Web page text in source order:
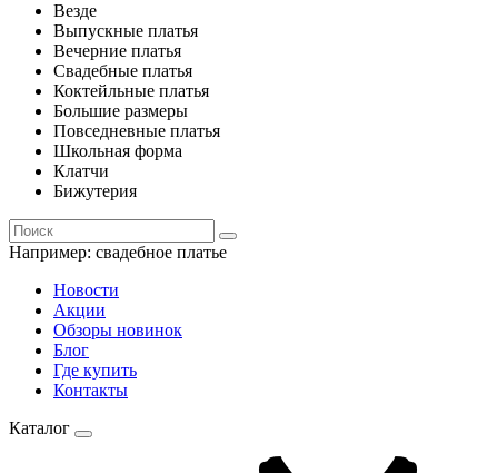
Везде
Выпускные платья
Вечерние платья
Свадебные платья
Коктейльные платья
Большие размеры
Повседневные платья
Школьная форма
Клатчи
Бижутерия
Например: свадебное платье
Новости
Акции
Обзоры новинок
Блог
Где купить
Контакты
Каталог